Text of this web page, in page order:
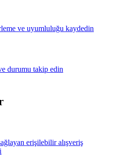
ve uyumluluğu kaydedin
durumu takip edin
erişilebilir alışveriş